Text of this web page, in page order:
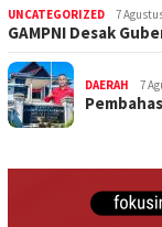
UNCATEGORIZED 7
GAMPNI Desak
DAERAH 7